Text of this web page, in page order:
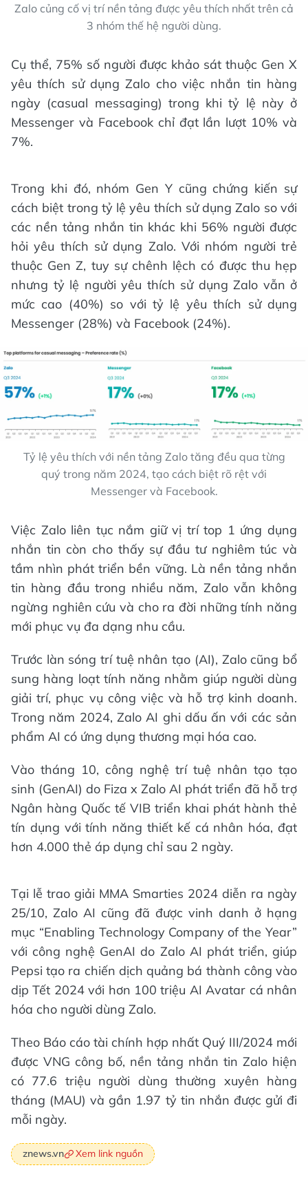
Zalo củng cố vị trí nền tảng được yêu thích nhất trên cả
3 nhóm thế hệ người dùng.
Cụ thể, 75% số người được khảo sát thuộc Gen X
yêu thích sử dụng Zalo cho việc nhắn tin hàng
ngày (casual messaging) trong khi tỷ lệ này ở
Messenger và Facebook chỉ đạt lần lượt 10% và
7%.
Trong khi đó, nhóm Gen Y cũng chứng kiến sự
cách biệt trong tỷ lệ yêu thích sử dụng Zalo so với
các nền tảng nhắn tin khác khi 56% người được
hỏi yêu thích sử dụng Zalo. Với nhóm người trẻ
thuộc Gen Z, tuy sự chênh lệch có được thu hẹp
nhưng tỷ lệ người yêu thích sử dụng Zalo vẫn ở
mức cao (40%) so với tỷ lệ yêu thích sử dụng
Messenger (28%) và Facebook (24%).
Tỷ lệ yêu thích với nền tảng Zalo tăng đều qua từng
quý trong năm 2024, tạo cách biệt rõ rệt với
Messenger và Facebook.
Việc Zalo liên tục nắm giữ vị trí top 1 ứng dụng
nhắn tin còn cho thấy sự đầu tư nghiêm túc và
tầm nhìn phát triển bền vững. Là nền tảng nhắn
tin hàng đầu trong nhiều năm, Zalo vẫn không
ngừng nghiên cứu và cho ra đời những tính năng
mới phục vụ đa dạng nhu cầu.
Trước làn sóng trí tuệ nhân tạo (AI), Zalo cũng bổ
sung hàng loạt tính năng nhằm giúp người dùng
giải trí, phục vụ công việc và hỗ trợ kinh doanh.
Trong năm 2024, Zalo AI ghi dấu ấn với các sản
phẩm AI có ứng dụng thương mại hóa cao.
Vào tháng 10, công nghệ trí tuệ nhân tạo tạo
sinh (GenAI) do Fiza x Zalo AI phát triển đã hỗ trợ
Ngân hàng Quốc tế VIB triển khai phát hành thẻ
tín dụng với tính năng thiết kế cá nhân hóa, đạt
hơn 4.000 thẻ áp dụng chỉ sau 2 ngày.
Tại lễ trao giải MMA Smarties 2024 diễn ra ngày
25/10, Zalo AI cũng đã được vinh danh ở hạng
mục “Enabling Technology Company of the Year”
với công nghệ GenAI do Zalo AI phát triển, giúp
Pepsi tạo ra chiến dịch quảng bá thành công vào
dịp Tết 2024 với hơn 100 triệu AI Avatar cá nhân
hóa cho người dùng Zalo.
Theo Báo cáo tài chính hợp nhất Quý III/2024 mới
được VNG công bố, nền tảng nhắn tin Zalo hiện
có 77.6 triệu người dùng thường xuyên hàng
tháng (MAU) và gần 1.97 tỷ tin nhắn được gửi đi
mỗi ngày.
znews.vn Xem link nguồn